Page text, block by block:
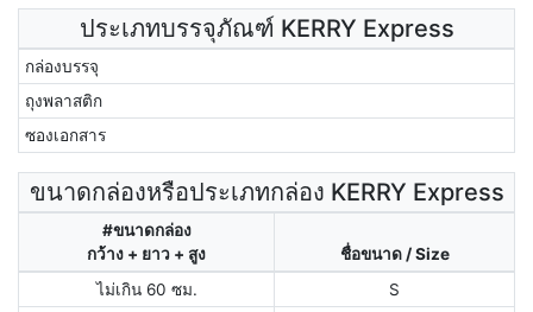
ประเภทบรรจุภัณฑ์ KERRY Express
กล่องบรรจุ
ถุงพลาสติก
ซองเอกสาร
ขนาดกล่องหรือประเภทกล่อง KERRY Express
#ขนาดกล่อง
กว้าง + ยาว + สูง
ชื่อขนาด / Size
ไม่เกิน 60 ซม.
S